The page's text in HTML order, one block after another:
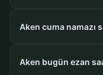
Aken cuma namazı
Aken bugün ezan